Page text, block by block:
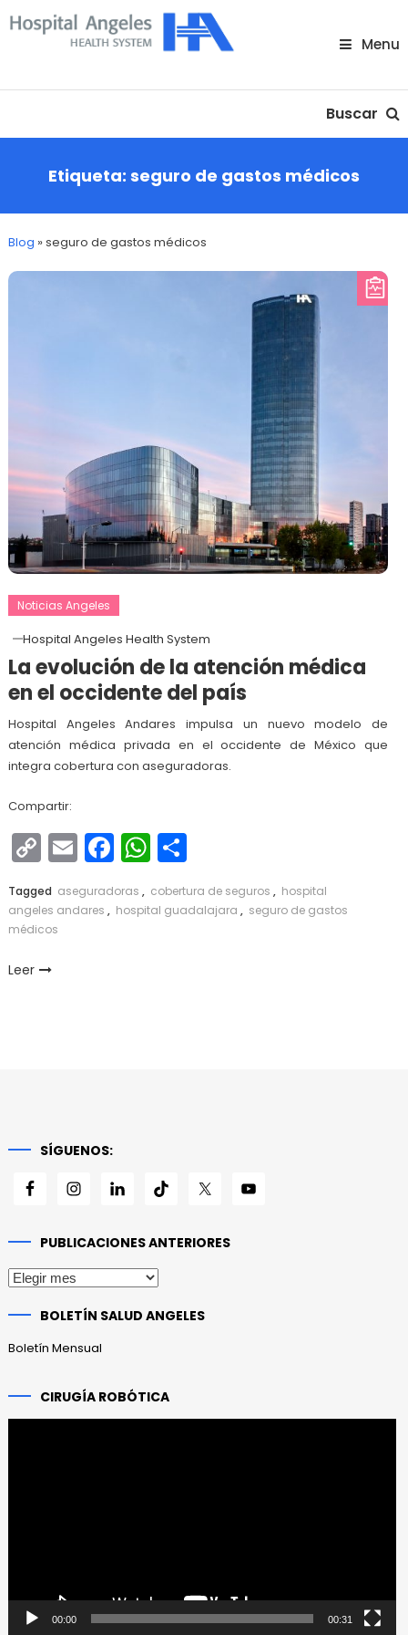
Skip
To
Menu
Buscar
Etiqueta: seguro de gastos médicos
Blog »seguro de gastos médicos
Noticias Angeles
Hospital Angeles Health System
La evolución de la atención médica
en el occidente del país
Hospital Angeles Andares impulsa un nuevo modelo de
atención médica privada en el occidente de México que
integra cobertura con aseguradoras.
Compartir:
Copy
Link
EmailFacebook
WhatsApp
Compartir
Tagged aseguradoras , cobertura de seguros , hospital
angeles andares , hospital guadalajara , seguro de gastos
médicos
Leer
SÍGUENOS:
PUBLICACIONES ANTERIORES
Publicaciones
BOLETÍN SALUD ANGELES
Boletín Mensual
CIRUGÍA ROBÓTICA
00:00 00:31